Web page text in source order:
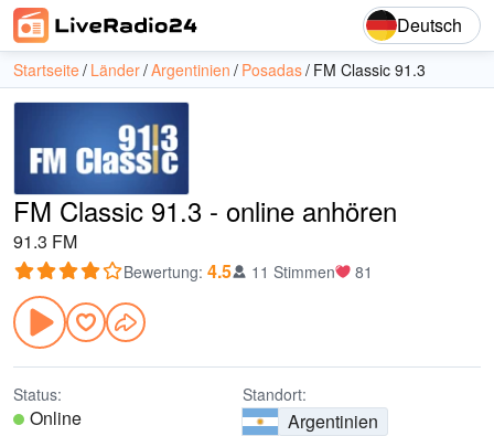
Deutsch
Startseite Länder Argentinien Posadas FM Classic 91.3
FM Classic 91.3 - online anhören
91.3 FM
Bewertung: 4.5 11 Stimmen 81
Status:
Online
Standort:
Argentinien